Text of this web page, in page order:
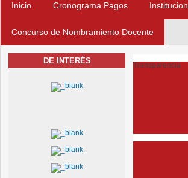
Inicio Cronograma Pagos
Concurso de Nombramiento Docente
DE INTERÉS Transparencia